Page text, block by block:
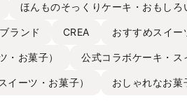
ほんものそっくりケーキ・おもしろ
ランド CREA おすすめスイー
・お菓子） 公式コラボケーキ・ス
イーツ・お菓子） おしゃれなお菓